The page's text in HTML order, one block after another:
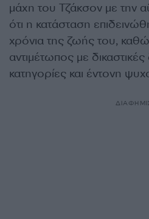
μάχη του Τζάκσον με την
ότι η κατάσταση
χρόνια της ζωής του,
αντιμέτωπος με
κατηγορίες και έντονη